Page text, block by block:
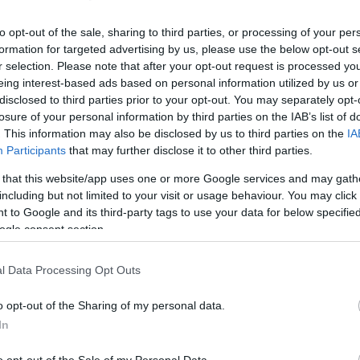
opt-out of the sale, sharing to third parties, or processing of your
for targeted advertising by us, please use the below opt-out
selection. Please note that after your opt-out request is processed
interest-based ads based on personal information utilized by us
to third parties prior to your opt-out. You may separately
of your personal information by third parties on the IAB’s list of
This information may also be disclosed by us to third parties on the
Participants that may further disclose it to other third parties.
that this website/app uses one or more Google services and may
but not limited to your visit or usage behaviour. You may
to Google and its third-party tags to use your data for below
consent section.
Data Processing Opt Outs
opt-out of the Sharing of my personal data.
hazaért, mi, tini lányok mindig kirohantunk hozzá és még
amikor azt mondta, hogy almás tócsni lesz a
nem vettük észre, hogy néha kicsit hagyhatnánk
csak akkor fogtuk fel, amikor már mi is felnőttünk, és már